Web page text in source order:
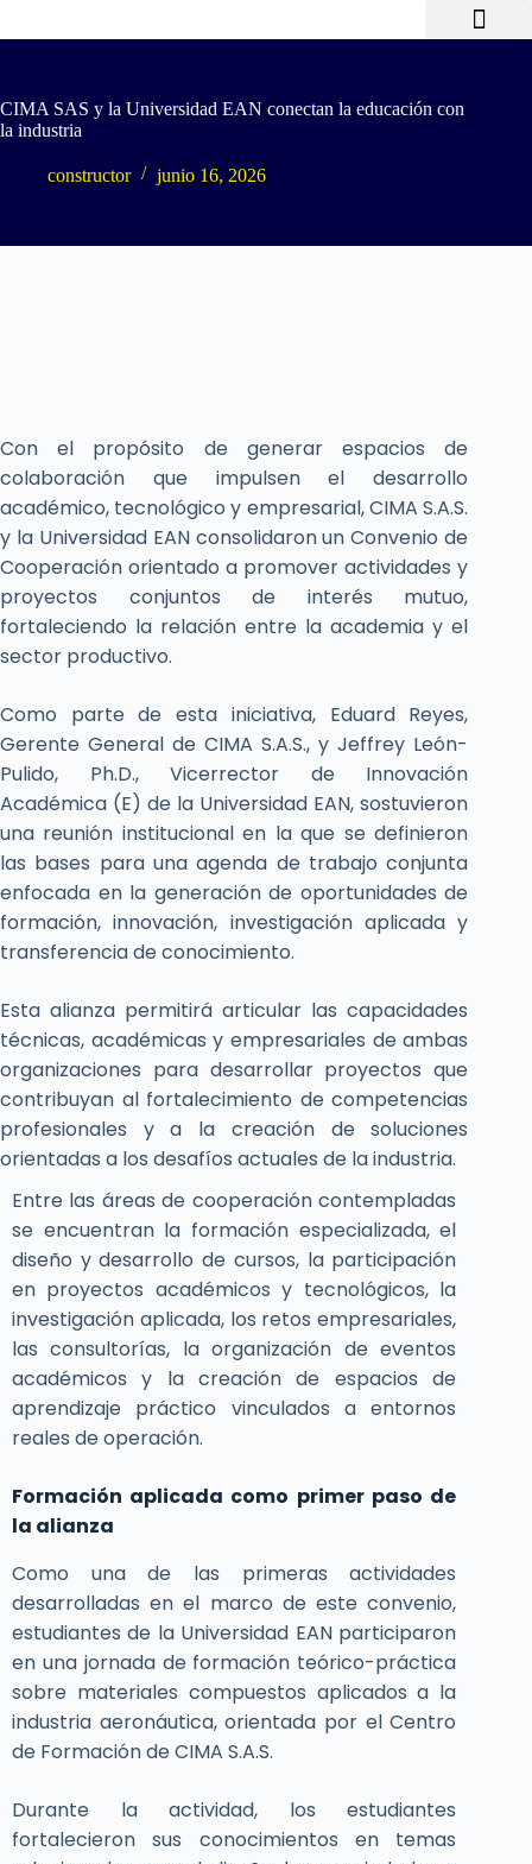
CIMA SAS y la Universidad EAN conectan la educación con
la industria
constructor junio 16, 2026
Con el propósito de generar espacios de
colaboración que impulsen el desarrollo
académico, tecnológico y empresarial, CIMA S.A.S.
y la Universidad EAN consolidaron un Convenio de
Cooperación orientado a promover actividades y
proyectos conjuntos de interés mutuo,
fortaleciendo la relación entre la academia y el
sector productivo.
Como parte de esta iniciativa, Eduard Reyes,
Gerente General de CIMA S.A.S., y Jeffrey León-
Pulido, Ph.D., Vicerrector de Innovación
Académica (E) de la Universidad EAN, sostuvieron
una reunión institucional en la que se definieron
las bases para una agenda de trabajo conjunta
enfocada en la generación de oportunidades de
formación, innovación, investigación aplicada y
transferencia de conocimiento.
Esta alianza permitirá articular las capacidades
técnicas, académicas y empresariales de ambas
organizaciones para desarrollar proyectos que
contribuyan al fortalecimiento de competencias
profesionales y a la creación de soluciones
orientadas a los desafíos actuales de la industria.
Entre las áreas de cooperación contempladas
se encuentran la formación especializada, el
diseño y desarrollo de cursos, la participación
en proyectos académicos y tecnológicos, la
investigación aplicada, los retos empresariales,
las consultorías, la organización de eventos
académicos y la creación de espacios de
aprendizaje práctico vinculados a entornos
reales de operación.
Formación aplicada como primer paso de
la alianza
Como una de las primeras actividades
desarrolladas en el marco de este convenio,
estudiantes de la Universidad EAN participaron
en una jornada de formación teórico-práctica
sobre materiales compuestos aplicados a la
industria aeronáutica, orientada por el Centro
de Formación de CIMA S.A.S.
Durante la actividad, los estudiantes
fortalecieron sus conocimientos en temas